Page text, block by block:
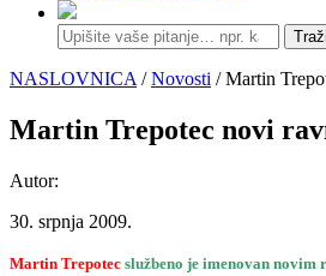
Traži
NASLOVNICA /Novosti / Martin
Martin Trepotec novi
Autor:
30. srpnja 2009.
Martin Trepotec službeno je imenovan novim